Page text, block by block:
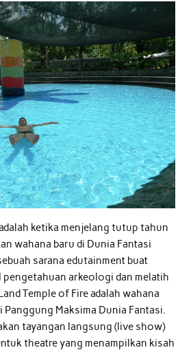
ketika menjelang tutup tahun
wahana baru di Dunia Fantasi
sarana edutainment buat
pengetahuan arkeologi dan melatih
Temple of Fire adalah wahana
Panggung Maksima Dunia Fantasi.
tayangan langsung (live show)
theatre yang menampilkan kisah